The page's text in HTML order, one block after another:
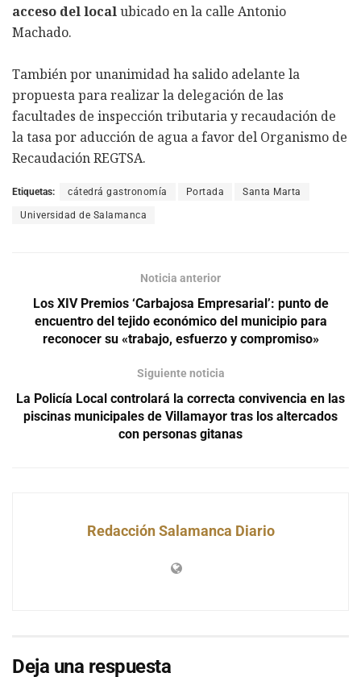
acceso del localubicado en la calle Antonio
Machado.
También por unanimidad ha salido adelante la
propuesta para realizar la delegación de las
facultades de inspección tributaria y recaudación de
la tasa por aducción de agua a favor del Organismo de
Recaudación REGTSA.
Etiquetas: cátedrá gastronomía Portada Santa Marta
Universidad de Salamanca
Noticia anterior
Los XIV Premios ‘Carbajosa Empresarial’: punto de
encuentro del tejido económico del municipio para
reconocer su «trabajo, esfuerzo y compromiso»
Siguiente noticia
La Policía Local controlará la correcta convivencia en las
piscinas municipales de Villamayor tras los altercados
con personas gitanas
Redacción Salamanca Diario
Deja una respuesta